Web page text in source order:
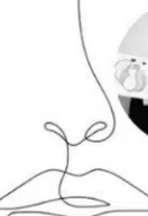
Précédent